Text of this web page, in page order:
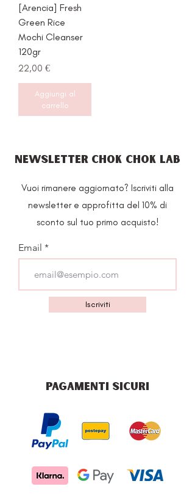
[Arencia] Fresh
Green Rice
Mochi Cleanser
120gr
Prezzo
22,00 €
Aggiungi al
carrello
NEWSLETTER CHOK CHOK LAB
Vuoi rimanere aggiornato? Iscriviti alla
newsletter e approfitta del 10% di
sconto sul tuo primo acquisto!
Email
Iscriviti
PAGAMENTI SICURI